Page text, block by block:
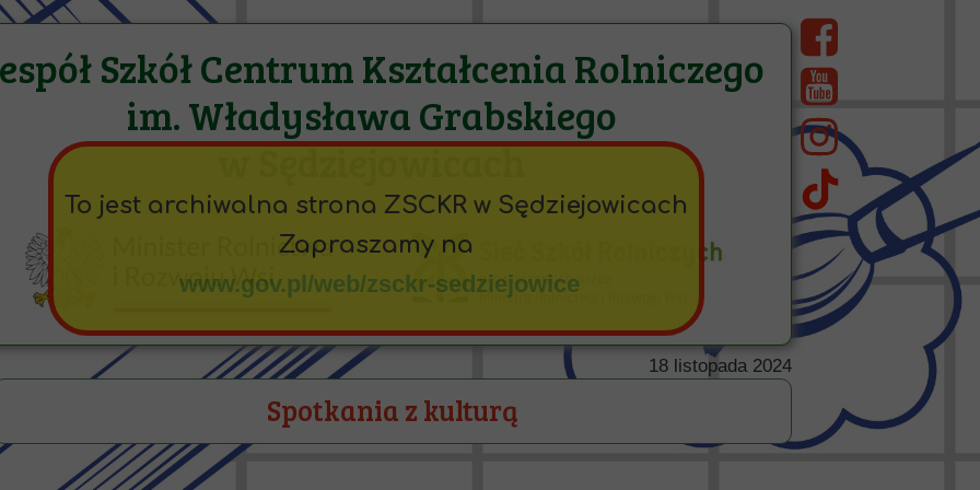
To jest archiwalna strona ZSCKR w Sędziejowicach
Zapraszamy na
www.gov.pl/web/zsckr-sedziejowice
Szkół Centrum Kształcenia Rolniczego
im. Władysława Grabskiego
w Sędziejowicach
18 listopada 2024
Spotkania z kulturą